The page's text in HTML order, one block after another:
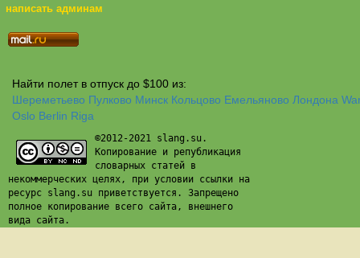
написать админам
Найти полет в отпуск до $100 из:
Шереметьево Пулково Минск Кольцово Емельяново Лондона
Oslo Berlin Riga
©2012-2021 slang.su.
Копирование и републикация
словарных статей в
некоммерческих целях, при условии ссылки на
ресурс slang.su приветствуется. Запрещено
полное копирование всего сайта, внешнего
вида сайта.